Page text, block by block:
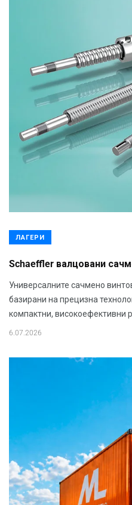
ЛАГЕРИ
Schaeffler валцовани
Универсалните сачмено
базирани на прецизна
компактни, високоефективни
6.07.2026